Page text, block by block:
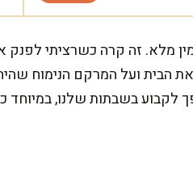
מלא. זה קרה כשרציתי
הבית ועל המרקם הנימוח
לקבוע בשבתות שלנו, במיוחד